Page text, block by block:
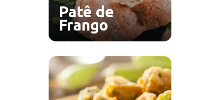
Patê de
Frango